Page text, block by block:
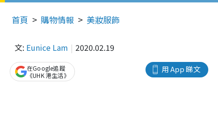
首頁 購物情報 美妝服飾
文: Eunice Lam 2020.02.19
用 App 睇文
在Google追蹤
《UHK 港生活》